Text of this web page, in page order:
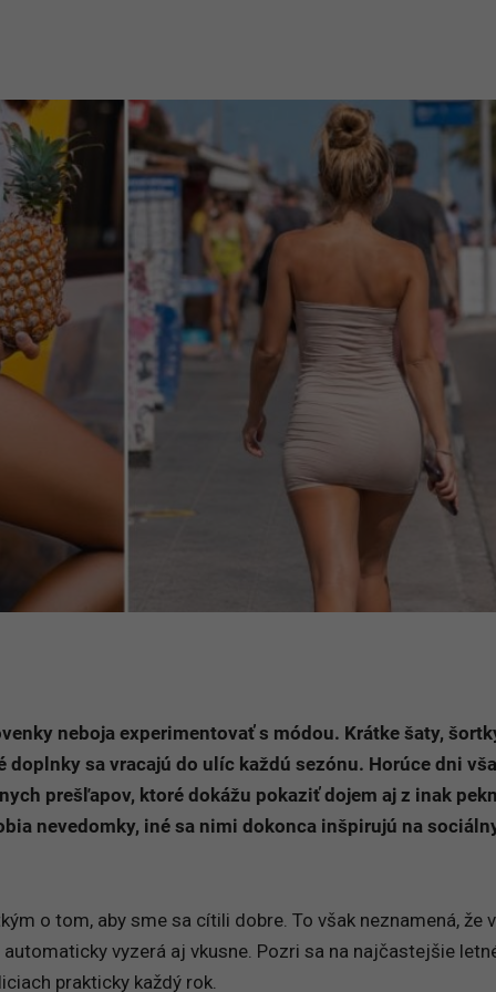
neboja experimentovať s módou. Krátke šaty,
doplnky sa vracajú do ulíc každú sezónu. Horúce dni
prešľapov, ktoré dokážu pokaziť dojem aj z inak
nevedomky, iné sa nimi dokonca inšpirujú na
o tom, aby sme sa cítili dobre. To však neznamená, že
vyzerá aj vkusne. Pozri sa na najčastejšie
prakticky každý rok.